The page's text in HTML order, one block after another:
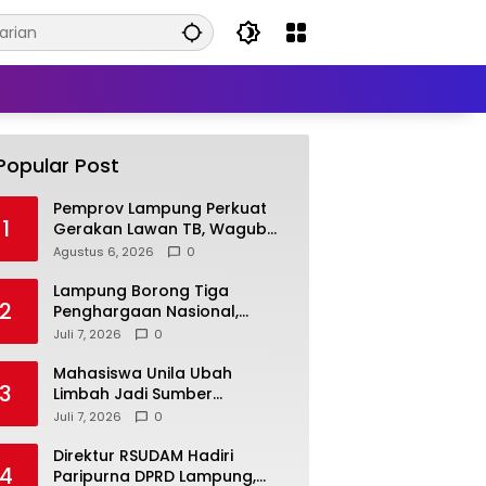
Post
1
Pemprov Lampung Perkuat
Gerakan Lawan TB, Wagub
Jihan Dorong Penemuan
Tuntas
Agustus 6, 2026 0
2
Lampung Borong Tiga
Penghargaan Nasional,
Perkuat Posisi sebagai
Syariah
Juli 7, 2026 0
3
Mahasiswa Unila Ubah
Limbah Jadi Sumber
Pendapatan, Inovasi Desa
Nasional
Juli 7, 2026 0
4
Direktur RSUDAM Hadiri
Paripurna DPRD Lampung,